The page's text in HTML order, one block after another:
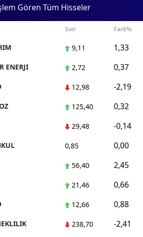
Gören Tüm Hisseler
Son Fark%
9,11 1,33
ENERJI 2,72 0,37
12,98 -2,19
125,40 0,32
29,48 -0,14
0,85 0,00
56,40 2,45
21,46 0,66
12,66 0,88
238,70 -2,41